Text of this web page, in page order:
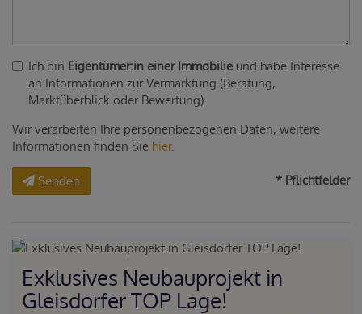
Ich bin Eigentümer:in einer Immobilie und habe Interesse
an Informationen zur Vermarktung (Beratung,
Marktüberblick oder Bewertung).
Wir verarbeiten Ihre personenbezogenen Daten, weitere
Informationen finden Sie hier.
Senden * Pflichtfelder
Exklusives Neubauprojekt in
Gleisdorfer TOP Lage!